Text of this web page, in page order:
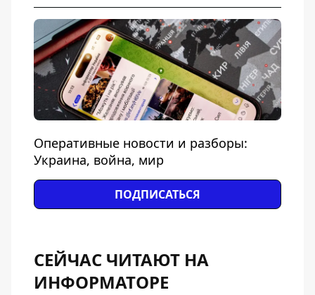
Оперативные новости и разборы:
Украина, война, мир
ПОДПИСАТЬСЯ
СЕЙЧАС ЧИТАЮТ НА
ИНФОРМАТОРЕ